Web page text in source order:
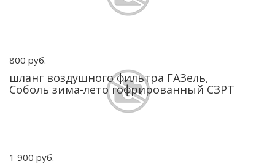
800 руб.
шланг воздушного фильтра ГАЗель,
Соболь зима-лето гофрированный СЗРТ
1 900 руб.